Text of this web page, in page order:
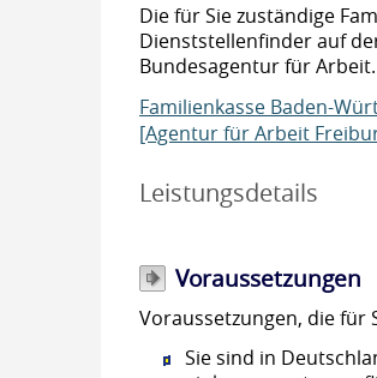
Die für Sie zuständige
Dienststellenfinder auf
Bundesagentur für Arbeit.
Familienkasse Baden-
[Agentur für Arbeit
Leistungsdetails
Voraussetzungen
Voraussetzungen, die für
Sie sind in